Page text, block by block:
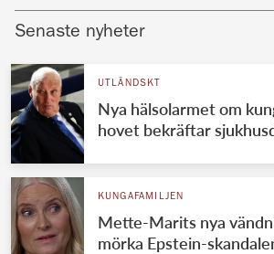
Senaste nyheter
UTLÄNDSKT
Nya hälsolarmet om
hovet bekräftar
KUNGAFAMILJEN
Mette-Marits nya
mörka Epstein-